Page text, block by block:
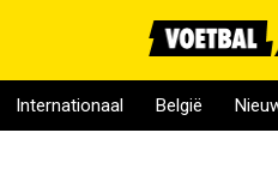
Internationaal België